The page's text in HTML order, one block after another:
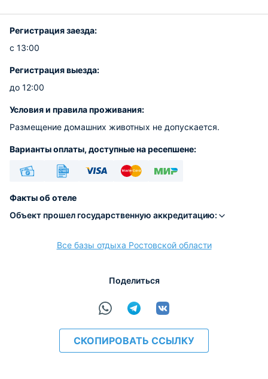
Регистрация заезда:
с 13:00
Регистрация выезда:
до 12:00
Условия и правила проживания:
Размещение домашних животных не допускается.
Варианты оплаты, доступные на ресепшене:
расчёт
Факты об отеле
Объект прошел государственную аккредитацию:
Все базы отдыха Ростовской области
Поделиться
СКОПИРОВАТЬ ССЫЛКУ